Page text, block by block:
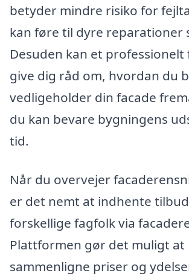
betyder mindre risiko for
kan føre til dyre reparationer
Desuden kan et professionelt
give dig råd om, hvordan du
vedligeholder din facade
du kan bevare bygningens
tid.
Når du overvejer
er det nemt at indhente
forskellige fagfolk via
Plattformen gør det muligt at
sammenligne priser og